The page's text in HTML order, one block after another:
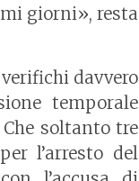
giorni», resta
davvero
temporale
soltanto tre
l’arresto del